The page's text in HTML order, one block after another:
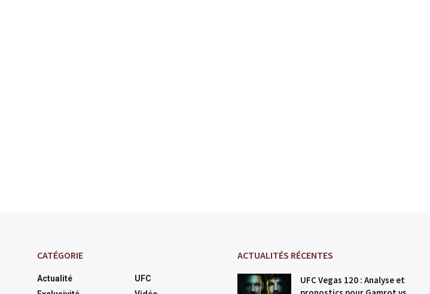
CATÉGORIE
Actualité
UFC
ACTUALITÉS RÉCENTES
UFC Vegas 120 : Analyse et